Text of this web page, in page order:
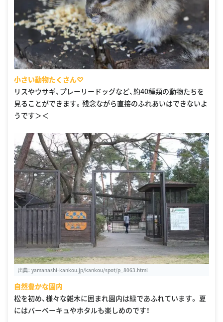
小さい動物たくさん♡
リスやウサギ、プレーリードッグなど、約40種類の動物たちを
見ることができます。残念ながら直接のふれあいはできないよ
うです＞＜
出典： yamanashi-kankou.jp/kankou/spot/p_8063.html
自然豊かな園内
松を初め、様々な雑木に囲まれ園内は緑であふれています。 夏
にはバーベーキュやホタルも楽しめのです！